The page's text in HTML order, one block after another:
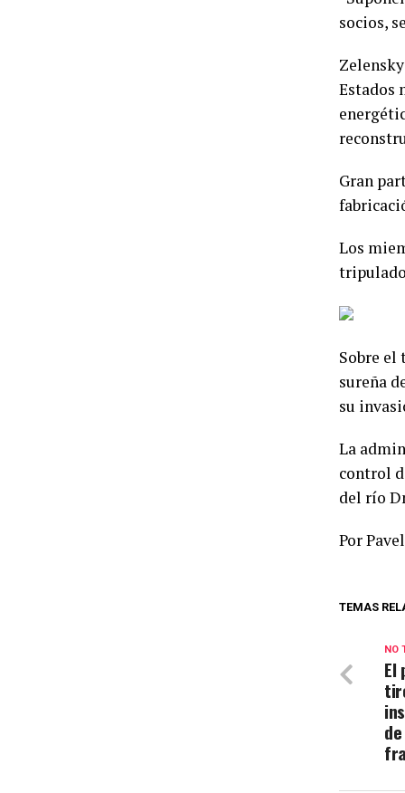
socios,
Estados
Gran
Los
Sobre el
sureña
su
La
control
del río
Por
TEMAS
NO
El